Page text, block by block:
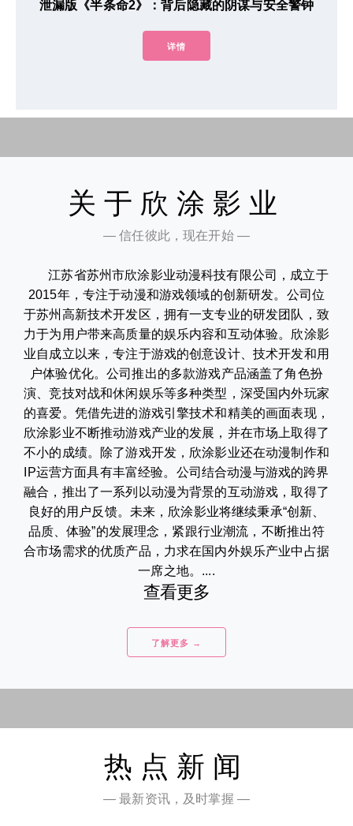
泄漏版《半条命2》：背后隐藏的阴谋与安全警钟
详情
关于欣涂影业
— 信任彼此，现在开始 —
江苏省苏州市欣涂影业动漫科技有限公司，成立于
2015年，专注于动漫和游戏领域的创新研发。公司位
于苏州高新技术开发区，拥有一支专业的研发团队，致
力于为用户带来高质量的娱乐内容和互动体验。欣涂影
业自成立以来，专注于游戏的创意设计、技术开发和用
户体验优化。公司推出的多款游戏产品涵盖了角色扮
演、竞技对战和休闲娱乐等多种类型，深受国内外玩家
的喜爱。凭借先进的游戏引擎技术和精美的画面表现，
欣涂影业不断推动游戏产业的发展，并在市场上取得了
不小的成绩。除了游戏开发，欣涂影业还在动漫制作和
IP运营方面具有丰富经验。公司结合动漫与游戏的跨界
融合，推出了一系列以动漫为背景的互动游戏，取得了
良好的用户反馈。未来，欣涂影业将继续秉承“创新、
品质、体验”的发展理念，紧跟行业潮流，不断推出符
合市场需求的优质产品，力求在国内外娱乐产业中占据
一席之地。....
查看更多
了解更多 →
热点新闻
— 最新资讯，及时掌握 —